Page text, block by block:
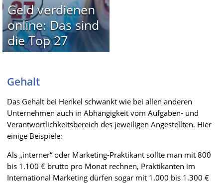
Geld verdienen
online: Das sind
die Top 27
Gehalt
Das Gehalt bei Henkel schwankt wie bei allen anderen
Unternehmen auch in Abhängigkeit vom Aufgaben- und
Verantwortlichkeitsbereich des jeweiligen Angestellten. Hier
einige Beispiele:
Als „interner“ oder Marketing-Praktikant sollte man mit 800
bis 1.100 € brutto pro Monat rechnen, Praktikanten im
International Marketing dürfen sogar mit 1.000 bis 1.300 €